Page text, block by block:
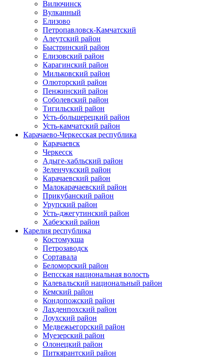
Вилючинск
Вулканный
Елизово
Петропавловск-Камчатский
Алеутский район
Быстринский район
Елизовский район
Карагинский район
Мильковский район
Олюторский район
Пенжинский район
Соболевский район
Тигильский район
Усть-большерецкий район
Усть-камчатский район
Карачаево-Черкесская республика
Карачаевск
Черкесск
Адыге-хабльский район
Зеленчукский район
Карачаевский район
Малокарачаевский район
Прикубанский район
Урупский район
Усть-джегутинский район
Хабезский район
Карелия республика
Костомукша
Петрозаводск
Сортавала
Беломорский район
Вепсская национальная волость
Калевальский национальный район
Кемский район
Кондопожский район
Лахденпохский район
Лоухский район
Медвежьегорский район
Муезерский район
Олонецкий район
Питкярантский район